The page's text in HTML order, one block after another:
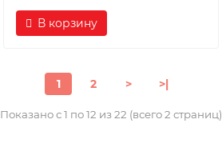
В корзину
1 2 > >|
Показано с 1 по 12 из 22 (всего 2 страниц)